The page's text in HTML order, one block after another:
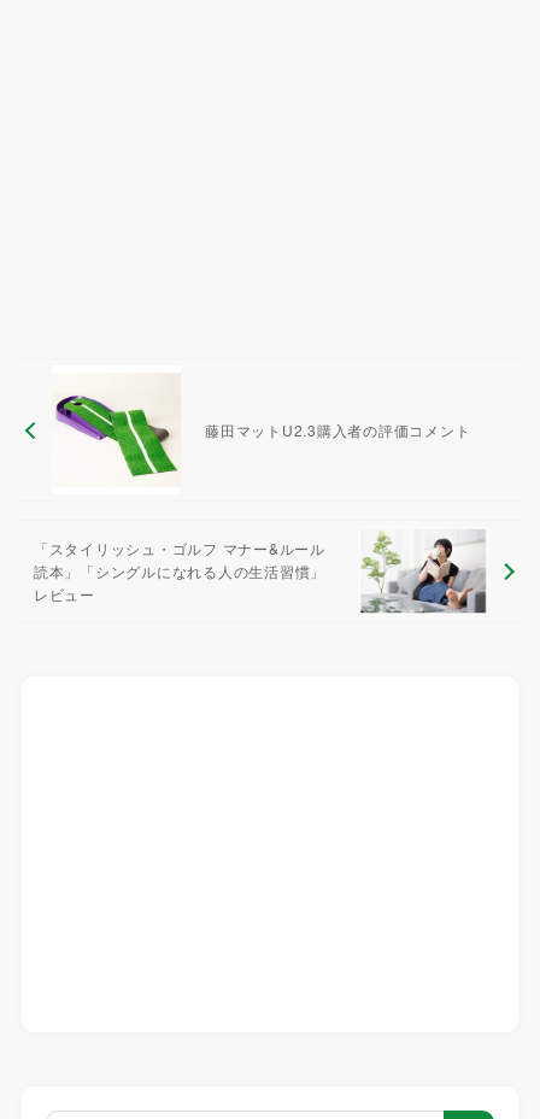
藤田マットU2.3購入者の評価コメント
「スタイリッシュ・ゴルフ マナー&ルール
読本」「シングルになれる人の生活習慣」
レビュー